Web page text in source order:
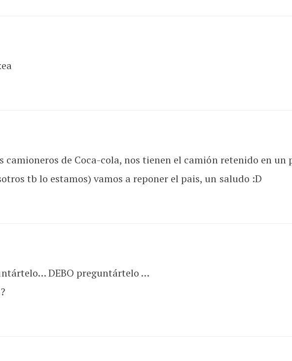
camioneros de Coca-cola, nos tienen el camión retenido en un
tb lo estamos) vamos a reponer el pais, un saludo :D
DEBO preguntártelo …